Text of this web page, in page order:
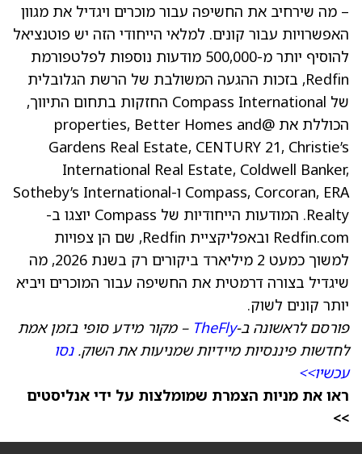
– מה שירחיב את החשיפה עבור מוכרים ויגדיל את מגוון
האפשרויות עבור קונים. למלאי הייחודי הזה יש פוטנציאל
להוסיף יותר מ-500,000 מודעות נוספות לפלטפורמת
Redfin, בזכות ההגעה המשולבת של הרשת הגלובלית
של Compass International החזקות בתחום התיווך,
הכוללת את @properties, Better Homes and
Gardens Real Estate, CENTURY 21, Christie’s
International Real Estate, Coldwell Banker,
Compass, Corcoran, ERA ו-Sotheby’s International
Realty. המודעות הייחודיות של Compass יוצגו ב-
Redfin.com ובאפליקציית Redfin, שם הן צפויות
למשוך כמעט 2 מיליארד ביקורים רק בשנת 2026, מה
שיגדיל בצורה דרמטית את החשיפה עבור המוכרים ויביא
יותר קונים לשוק.
פורסם לראשונה ב-TheFly – מקור מידע סופי בזמן אמת
לחדשות פיננסיות מיידיות שמניעות את השוק.נסו
עכשיו>>
ראו את מניות הצמרת שמומלצות על ידי אנליסטים
>>